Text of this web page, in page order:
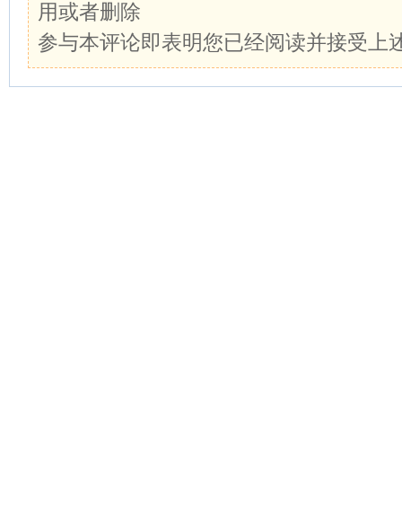
用或者删除
参与本评论即表明您已经阅读并接受上